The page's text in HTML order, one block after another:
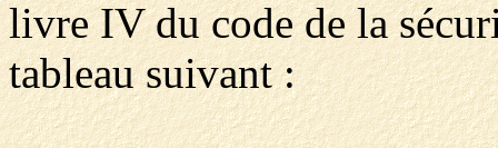
livre IV du code de la
tableau suivant :